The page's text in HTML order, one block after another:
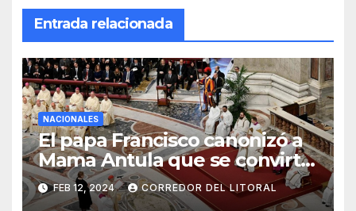
Entrada relacionada
NACIONALES
El papa Francisco canonizó a
Mama Antula que se convirtió
en la primera santa argentina
FEB 12, 2024 CORREDOR DEL LITORAL